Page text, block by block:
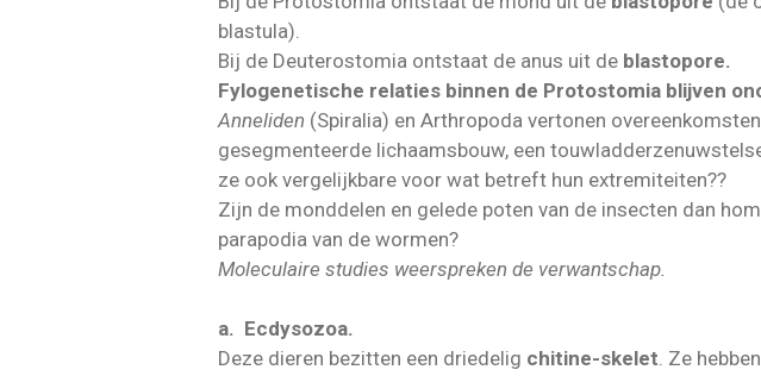
blastula).
Bij de Deuterostomia ontstaat de anus uit de blastopore.
Fylogenetische relaties binnen de Protostomia blijven
Anneliden (Spiralia) en Arthropoda vertonen
gesegmenteerde lichaamsbouw, een
ze ook vergelijkbare voor wat betreft hun extremiteiten??
Zijn de monddelen en gelede poten van de insecten dan
parapodia van de wormen?
Moleculaire studies weerspreken de verwantschap.
a. Ecdysozoa.
Deze dieren bezitten een driedelig chitine-skelet . Ze